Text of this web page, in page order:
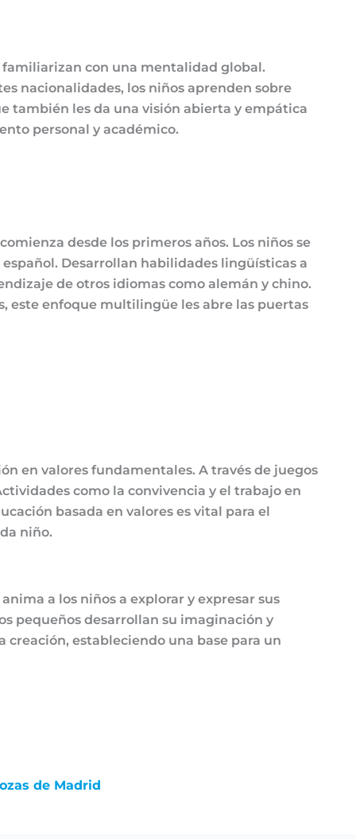
familiarizan con una mentalidad global.
nacionalidades, los niños aprenden sobre
también les da una visión abierta y empática
personal y académico.
desde los primeros años. Los niños se
Desarrollan habilidades lingüísticas a
de otros idiomas como alemán y chino.
este enfoque multilingüe les abre las puertas
en valores fundamentales. A través de juegos
como la convivencia y el trabajo en
basada en valores es vital para el
niño.
a los niños a explorar y expresar sus
pequeños desarrollan su imaginación y
estableciendo una base para un
de Madrid